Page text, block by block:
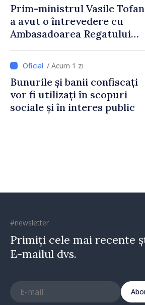
Prim-ministrul Vasile Tofan
a avut o întrevedere cu
Ambasadoarea Regatului
Irlandei de Nord, Fern
Horine / Acum 1 zi
Bunurile și banii confiscați
vor fi utilizați în scopuri
sociale și în interes public
#newsletter
Primiți cele mai recente
E-mailul dvs.